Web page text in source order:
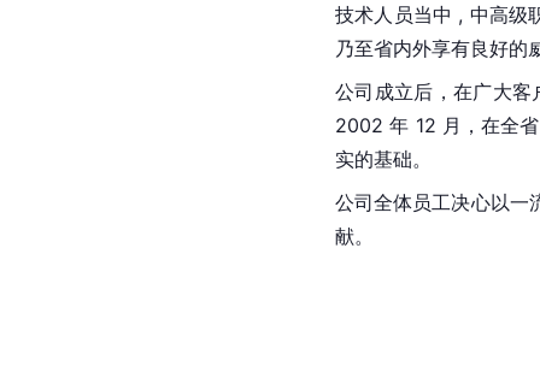
技术人员当中 , 中高级
乃至省内外享有良好的
公司成立后，在广大
2002 年 12 月，在全
实的基础。
公司全体员工决心以一
献。